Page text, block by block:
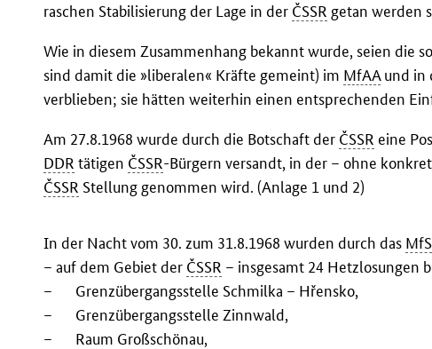
raschen Stabilisierung der Lage in der ČSSR getan werden
Wie in diesem Zusammenhang bekannt wurde, seien die
sind damit die »liberalen« Kräfte gemeint) im MfAAund in
verblieben; sie hätten weiterhin einen entsprechenden
Am 27.8.1968 wurde durch die Botschaft der ČSSR eine
DDR tätigen ČSSR-Bürgern versandt, in der – ohne
ČSSR Stellung genommen wird. (Anlage 1 und 2)
In der Nacht vom 30. zum 31.8.1968 wurden durch das MfS
– auf dem Gebiet der ČSSR – insgesamt 24 Hetzlosungen
–
Grenzübergangsstelle Schmilka – Hřensko,
–
Grenzübergangsstelle Zinnwald,
–
Raum Großschönau,